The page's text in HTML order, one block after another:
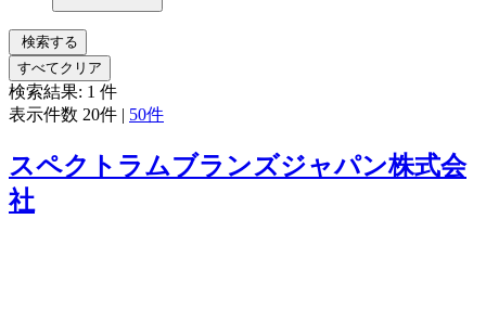
検索する
すべてクリア
検索結果: 1 件
表示件数 20件 | 50件
スペクトラムブランズジャパン株式会
社